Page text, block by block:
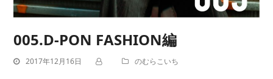
005.D-PON FASHION編
2017年12月16日 のむらこいち